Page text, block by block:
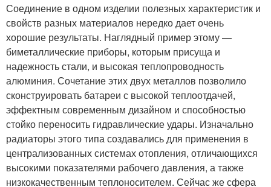
Соединение в одном изделии полезных характеристик и
свойств разных материалов нередко дает очень
хорошие результаты. Наглядный пример этому —
биметаллические приборы, которым присуща и
надежность стали, и высокая теплопроводность
алюминия. Сочетание этих двух металлов позволило
сконструировать батареи с высокой теплоотдачей,
эффектным современным дизайном и способностью
стойко переносить гидравлические удары. Изначально
радиаторы этого типа создавались для применения в
централизованных системах отопления, отличающихся
высокими показателями рабочего давления, а также
низкокачественным теплоносителем. Сейчас же сфера